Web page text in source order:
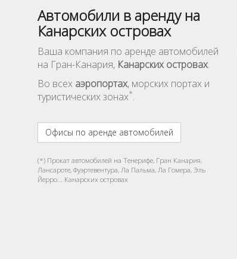
Автомобили в аренду на
Канарских островах
Ваша компания по аренде автомобилей
на Гран-Канария, Канарских островах.
Во всех аэропортах, морских портах и
туристических зонах*.
Офисы по аренде автомобилей
(*) Прокат автомобилей на Тенерифе, Гран Канария,
Лансароте, Фуэртевентура, Ла Пальма, Ла Гомера, Эль
Йерро... Канарских островах